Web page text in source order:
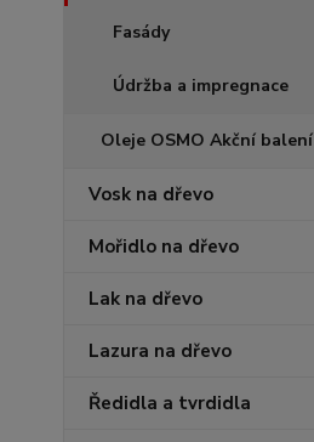
Fasády
Údržba a impregnace
Oleje OSMO Akční balení
Vosk na dřevo
Mořidlo na dřevo
Lak na dřevo
Lazura na dřevo
Ředidla a tvrdidla